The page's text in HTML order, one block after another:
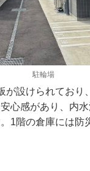
駐輪場
が設けられており
心感があり、内
1階の倉庫には防